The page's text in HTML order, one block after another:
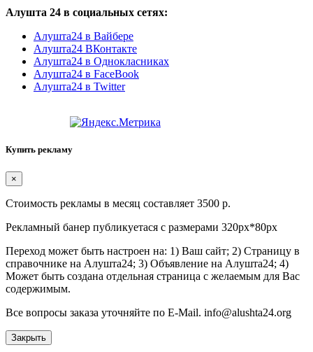
Алушта 24 в социальных сетях:
Алушта24 в Вайбере
Алушта24 ВКонтакте
Алушта24 в Однокласниках
Алушта24 в FaceBook
Алушта24 в Twitter
Купить рекламу
×
Стоимость рекламы в месяц составляет 3500 р.
Рекламный банер публикуетася с размерами 320px*80px
Переход может быть настроен на: 1) Ваш сайт; 2) Страницу в
справочнике на Алушта24; 3) Объявление на Алушта24; 4)
Может быть создана отдельная страница с желаемым для Вас
содержимым.
Все вопросы заказа уточняйте по E-Mail. info@alushta24.org
Закрыть